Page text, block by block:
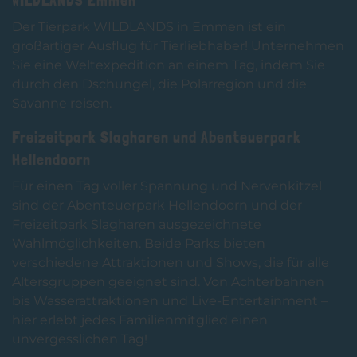
Der Tierpark WILDLANDS in Emmen ist ein
großartiger Ausflug für Tierliebhaber! Unternehmen
Sie eine Weltexpedition an einem Tag, indem Sie
durch den Dschungel, die Polarregion und die
Savanne reisen.
Freizeitpark Slagharen und Abenteuerpark
Hellendoorn
Für einen Tag voller Spannung und Nervenkitzel
sind der Abenteuerpark Hellendoorn und der
Freizeitpark Slagharen ausgezeichnete
Wahlmöglichkeiten. Beide Parks bieten
verschiedene Attraktionen und Shows, die für alle
Altersgruppen geeignet sind. Von Achterbahnen
bis Wasserattraktionen und Live-Entertainment –
hier erlebt jedes Familienmitglied einen
unvergesslichen Tag!